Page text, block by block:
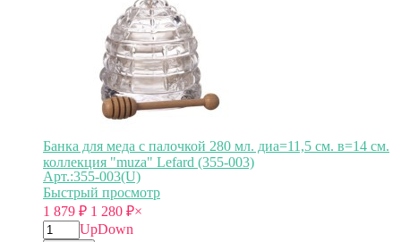
Банка для меда с палочкой 280 мл. диа=11,5 см. в=14 см.
коллекция "muza" Lefard (355-003)
Арт.:355-003(U)
Быстрый просмотр
1 879 ₽ 1 280 ₽×
UpDown